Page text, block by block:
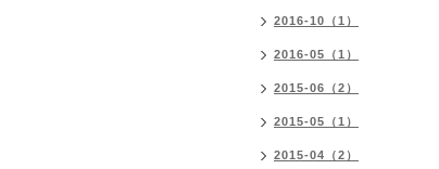
2016-10（1）
2016-05（1）
2015-06（2）
2015-05（1）
2015-04（2）